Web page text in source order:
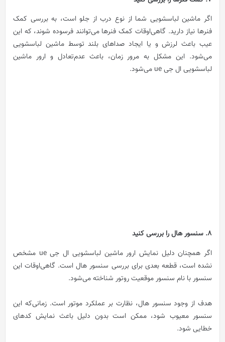
اگر ماشین لباسشویی شما از نوع درب از جلو است، به بررسی کمک
فنرها نیاز دارید. گاهی‌اوقات کمک فنرها می‌توانند فرسوده شوند، که این
عیب باعث لرزش و یا ایجاد صداهای بلند توسط ماشین لباسشویی
می‌شود. این مشکل به مرور زمان، باعث عدم‌تعادل و ارور ماشین
لباسشویی ال جی ue می‌شود.
8. سنسور هال را بررسی کنید
اگر همچنان دلیل نمایش ارور ماشین لباسشویی ال جی ue مشخص
نشده است، قطعه بعدی برای بررسی سنسور هال است. گاهی‌اوقات این
سنسور با نام سنسور موقعیت روتور شناخته می‌شود.
هدف از وجود سنسور هال، نظارت بر عملکرد موتور است. زمانی‌که این
سنسور معیوب شود، ممکن است بدون دلیل باعث نمایش کدهای
خطایی شود.